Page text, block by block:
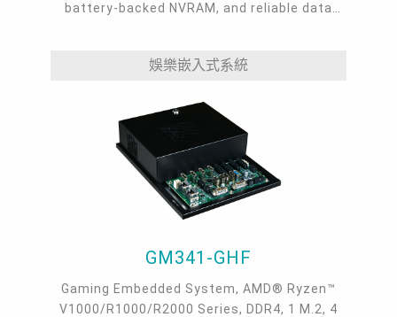
battery-backed NVRAM, and reliable data
娛樂嵌入式系統
GM341-GHF
Gaming Embedded System, AMD® Ryzen™
V1000/R1000/R2000 Series, DDR4, 1 M.2, 4